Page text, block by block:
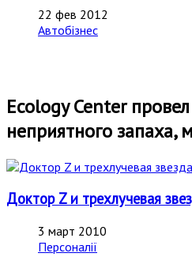
22 фев 2012
Автобізнес
Ecology Center
неприятного запаха,
Доктор Z и трехлучевая
3 март 2010
Персоналії